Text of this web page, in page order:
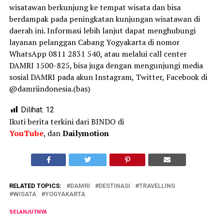
wisatawan berkunjung ke tempat wisata dan bisa
berdampak pada peningkatan kunjungan wisatawan di
daerah ini. Informasi lebih lanjut dapat menghubungi
layanan pelanggan Cabang Yogyakarta di nomor
WhatsApp 0811 2831 540, atau melalui call center
DAMRI 1500-825, bisa juga dengan mengunjungi media
sosial DAMRI pada akun Instagram, Twitter, Facebook di
@damriindonesia.(bas)
Dilihat: 12
Ikuti berita terkini dari BINDO di
YouTube, danDailymotion
RELATED TOPICS: DAMRI DESTINASI
TRAVELLING
WISATA
YOGYAKARTA
SELANJUTNYA